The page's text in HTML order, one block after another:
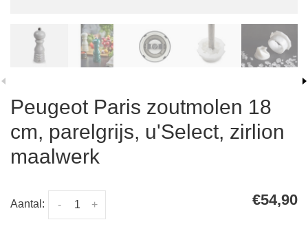
Peugeot Paris zoutmolen 18
cm, parelgrijs, u'Select, zirlion
maalwerk
Aantal: +
- €54,90